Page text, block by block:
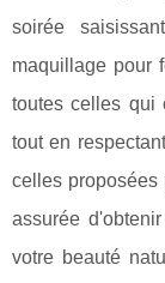
soirée
maquillage pour
toutes celles qui
tout en
celles
assurée
votre beauté